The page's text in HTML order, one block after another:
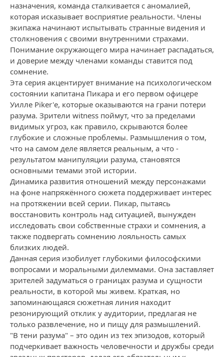
назначения, команда сталкивается с аномалией,
которая исказывает восприятие реальности. Члены
экипажа начинают испытывать странные видения и
столкновения с своими внутренними страхами.
Понимание окружающего мира начинает распадаться,
и доверие между членами команды ставится под
сомнение.
Эта серия акцентирует внимание на психологическом
состоянии капитана Пикара и его первом офицере
Уилле Рiker'е, которые оказываются на грани потери
разума. Зрители witness поймут, что за пределами
видимых угроз, как правило, скрываются более
глубокие и сложные проблемы. Размышления о том,
что на самом деле является реальным, а что -
результатом манипуляции разума, становятся
основными темами этой истории.
Динамика развития отношений между персонажами
на фоне напряжённого сюжета поддерживает интерес
на протяжении всей серии. Пикар, пытаясь
восстановить контроль над ситуацией, вынужден
исследовать свои собственные страхи и сомнения, а
также подвергать сомнению лояльность самых
близких людей.
Данная серия изобилует глубокими философскими
вопросами и моральными дилеммами. Она заставляет
зрителей задуматься о границах разума и сущности
реальности, в которой мы живем. Краткая, но
запоминающаяся сюжетная линия находит
резонирующий отклик у аудитории, предлагая не
только развлечение, но и пищу для размышлений.
"В тени разума" – это один из тех эпизодов, который
подчеркивает важность человечности и дружбы среди